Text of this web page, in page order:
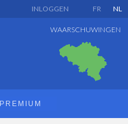
FR NL
INLOGGEN
WAARSCHUWINGEN
PREMIUM